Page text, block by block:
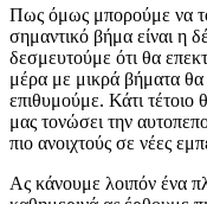
Πως όμως μπορούμε να
σημαντικό βήμα είναι η
δεσμευτούμε ότι θα
μέρα με μικρά βήματα
επιθυμούμε. Κάτι
μας τονώσει την
πιο ανοιχτούς σε νέες
Ας κάνουμε λοιπόν ένα